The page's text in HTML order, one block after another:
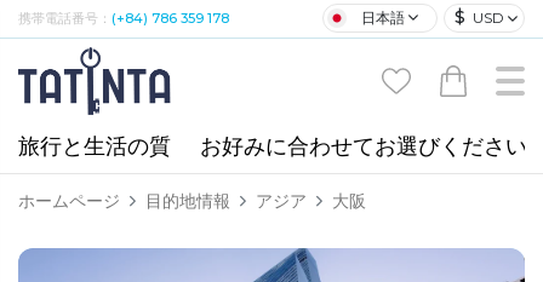
携帯電話番号： (+84) 786 359 178 日本語 $ USD
旅行と生活の質 お好みに合わせてお選びください
ホームページ 目的地情報 アジア 大阪